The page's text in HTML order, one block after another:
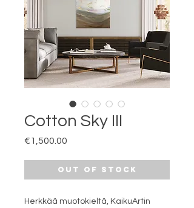
Cotton Sky III
€1,500.00
Out of Stock
Herkkää muotokieltä, KaikuArtin